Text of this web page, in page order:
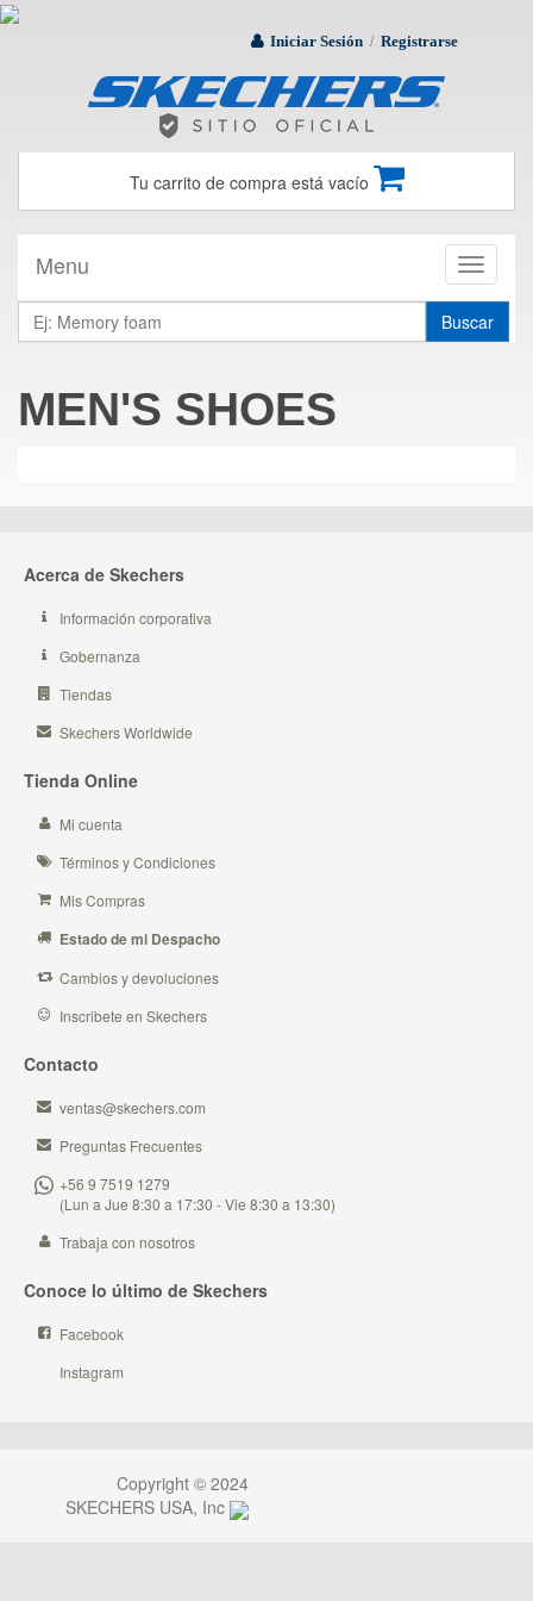
Iniciar Sesión / Registrarse
Tu carrito de compra está vacío
Toggle
Menu
Buscar
MEN'S SHOES
Acerca de Skechers
Información corporativa
Gobernanza
Tiendas
Skechers Worldwide
Tienda Online
Mi cuenta
Términos y Condiciones
Mis Compras
Estado de mi Despacho
Cambios y devoluciones
Inscribete en Skechers
Contacto
ventas@skechers.com
Preguntas Frecuentes
+56 9 7519 1279
(Lun a Jue 8:30 a 17:30 - Vie 8:30 a 13:30)
Trabaja con nosotros
Conoce lo último de Skechers
Facebook
Instagram
Copyright © 2024
SKECHERS USA, Inc